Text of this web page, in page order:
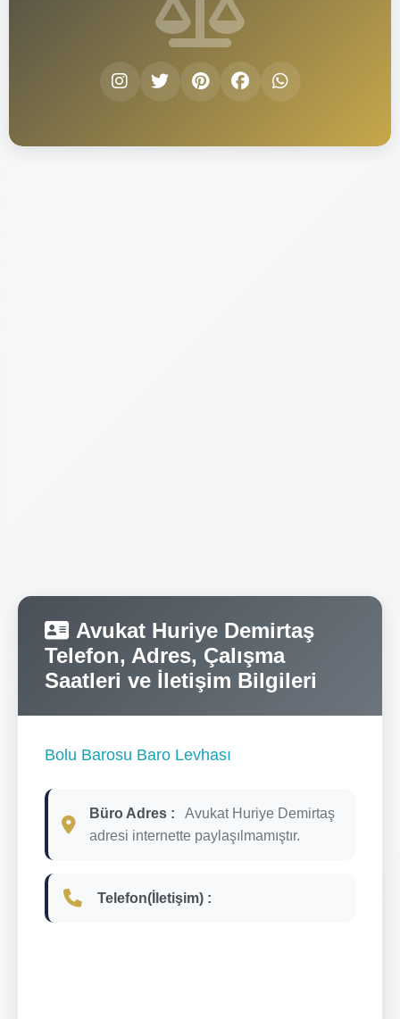
Avukat Huriye Demirtaş
Telefon, Adres, Çalışma
Saatleri ve İletişim Bilgileri
Bolu Barosu Baro Levhası
Büro Adres :
Avukat Huriye Demirtaş
adresi internette paylaşılmamıştır.
Telefon(İletişim) :